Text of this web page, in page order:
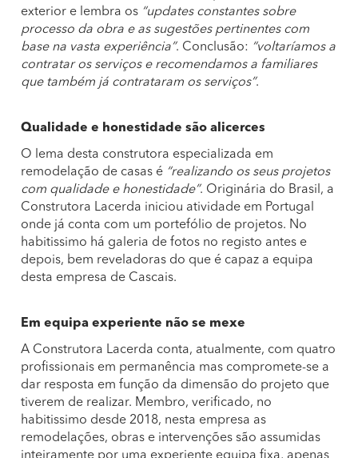
exterior e lembra os “updates constantes sobre
processo da obra e as sugestões pertinentes com
base na vasta experiência”. Conclusão: “voltaríamos a
contratar os serviços e recomendamos a familiares
que também já contrataram os serviços”.
Qualidade e honestidade são alicerces
O lema desta construtora especializada em
remodelação de casas é “realizando os seus projetos
com qualidade e honestidade”. Originária do Brasil, a
Construtora Lacerda iniciou atividade em Portugal
onde já conta com um portefólio de projetos. No
habitissimo há galeria de fotos no registo antes e
depois, bem reveladoras do que é capaz a equipa
desta empresa de Cascais.
Em equipa experiente não se mexe
A Construtora Lacerda conta, atualmente, com quatro
profissionais em permanência mas compromete-se a
dar resposta em função da dimensão do projeto que
tiverem de realizar. Membro, verificado, no
habitissimo desde 2018, nesta empresa as
remodelações, obras e intervenções são assumidas